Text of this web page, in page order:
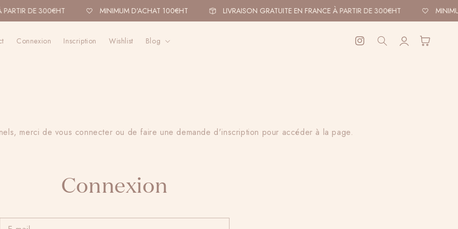
DE 300€HT MINIMUM D’ACHAT 100€HT LIVRAISON GRATUITE EN FRANCE À PARTIR DE 300€HT
Connexion Inscription Wishlist Blog
Instagram
ConnexionPanier
merci de vous connecter ou de faire une demande d'inscription pour accéder à la page.
Connexion